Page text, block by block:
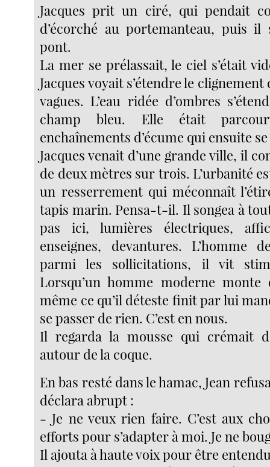
Jacques prit un ciré, qui pendait
d’écorché au portemanteau, puis
pont.
La mer se prélassait, le ciel s’était
Jacques voyait s’étendre le
vagues. L’eau ridée d’ombres
champ bleu. Elle était
enchaînements d’écume qui ensuite
Jacques venait d’une grande ville, il
de deux mètres sur trois. L’urbanité
un resserrement qui méconnaît
tapis marin. Pensa-t-il. Il songea à
pas ici, lumières électriques,
enseignes, devantures. L’homme
parmi les sollicitations, il vit
Lorsqu’un homme moderne
même ce qu’il déteste finit par lui
se passer de rien. C’est en nous.
Il regarda la mousse qui crémait
autour de la coque.
En bas resté dans le hamac, Jean
déclara abrupt :
- Je ne veux rien faire. C’est aux
efforts pour s’adapter à moi. Je ne
Il ajouta à haute voix pour être